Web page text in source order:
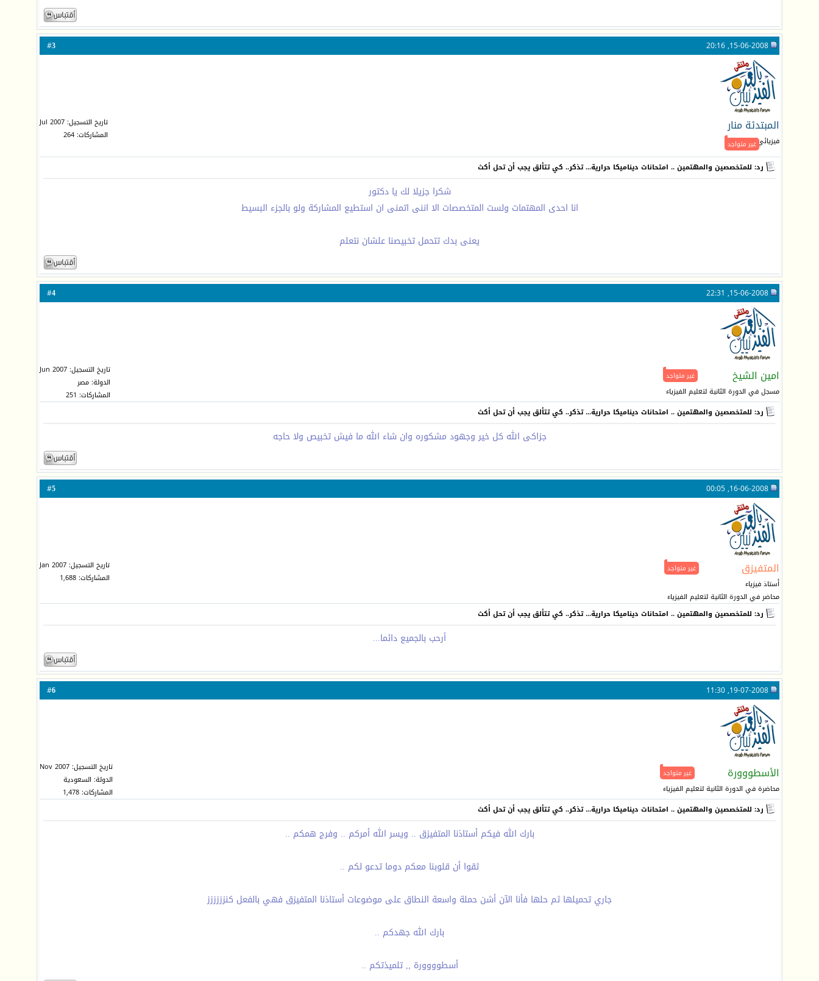
3
المبتدئة منار
غير متواجد
فيزيائي متميز
تاريخ التسجيل: Jul 2007
المشاركات: 264
رد: للمتخصصين والمهتمين .. امتحانات ديناميكا حرارية... تذكر.. كي تتألق يجب أن تحل أكث
شكرا جزيلا لك يا دكتور
انا احدى المهتمات ولست المتخصصات الا اننى اتمنى ان استطيع المشاركة ولو بالجزء البسيط
يعنى بدك تتحمل تخبيصنا علشان نتعلم
4
امين الشيخ غير متواجد
مسجل في الدورة الثانية لتعليم الفيزياء
تاريخ التسجيل: Jun 2007
الدولة: مصر
المشاركات: 251
رد: للمتخصصين والمهتمين .. امتحانات ديناميكا حرارية... تذكر.. كي تتألق يجب أن تحل أكث
جزاكى الله كل خير وجهود مشكوره وان شاء الله ما فيش تخبيص ولا حاجه
5
المتفيزق غير متواجد
أستاذ فيزياء
محاضر في الدورة الثانية لتعليم الفيزياء
تاريخ التسجيل: Jan 2007
المشاركات: 1,688
رد: للمتخصصين والمهتمين .. امتحانات ديناميكا حرارية... تذكر.. كي تتألق يجب أن تحل أكث
أرحب بالجميع دائما...
6
الأسطووورة غير متواجد
محاضرة في الدورة الثانية لتعليم الفيزياء
تاريخ التسجيل: Nov 2007
الدولة: السعودية
المشاركات: 1,478
رد: للمتخصصين والمهتمين .. امتحانات ديناميكا حرارية... تذكر.. كي تتألق يجب أن تحل أكث
بارك الله فيكم أستاذنا المتفيزق .. ويسر الله أمركم .. وفرج همكم ..
ثقوا أن قلوبنا معكم دوما تدعو لكم ..
جاري تحميلها ثم حلها فأنا الآن أشن حملة واسعة النطاق على موضوعات أستاذنا المتفيزق فهي بالفعل كنزززززز
بارك الله جهدكم ..
أسطوووورة ,, تلميذتكم ..